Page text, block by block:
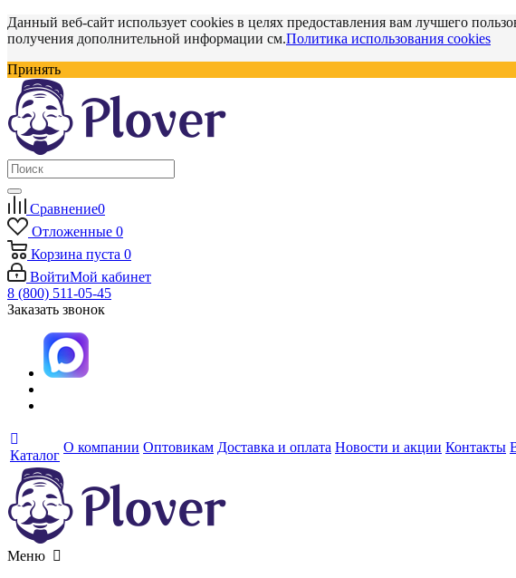
Данный веб-сайт использует cookies в целях предоставления вам лучшего
получения дополнительной информации см.Политика использования cookies
Принять
Сравнение0
Отложенные 0
Корзина пуста 0
ВойтиМой кабинет
8 (800) 511-05-45
Заказать звонок
Каталог
О компании Оптовикам Доставка и оплата Новости и акции Контакты
Меню